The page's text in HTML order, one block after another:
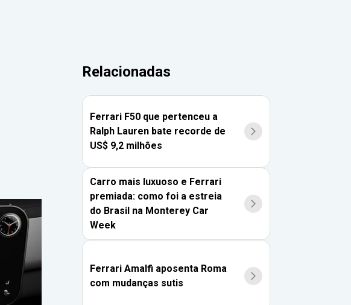
Relacionadas
Ferrari F50 que pertenceu a
Ralph Lauren bate recorde de
US$ 9,2 milhões
Carro mais luxuoso e Ferrari
premiada: como foi a estreia
do Brasil na Monterey Car
Week
Ferrari Amalfi aposenta Roma
com mudanças sutis